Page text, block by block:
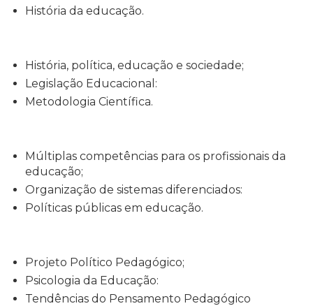
História da educação.
História, política, educação e sociedade;
Legislação Educacional:
Metodologia Científica.
Múltiplas competências para os profissionais da
educação;
Organização de sistemas diferenciados:
Políticas públicas em educação.
Projeto Político Pedagógico;
Psicologia da Educação:
Tendências do Pensamento Pedagógico